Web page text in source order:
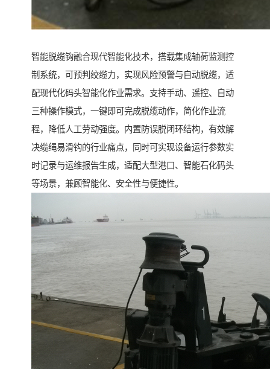
智能脱缆钩融合现代智能化技术，搭载集成轴荷监测控
制系统，可预判绞缆力，实现风险预警与自动脱缆，适
配现代化码头智能化作业需求。支持手动、遥控、自动
三种操作模式，一键即可完成脱缆动作，简化作业流
程，降低人工劳动强度。内置防误脱闭环结构，有效解
决缆绳易滑钩的行业痛点，同时可实现设备运行参数实
时记录与运维报告生成，适配大型港口、智能石化码头
等场景，兼顾智能化、安全性与便捷性。